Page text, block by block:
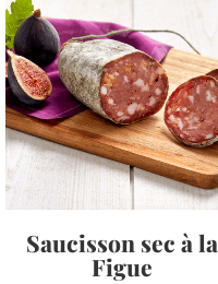
Saucisson sec à la
Figue